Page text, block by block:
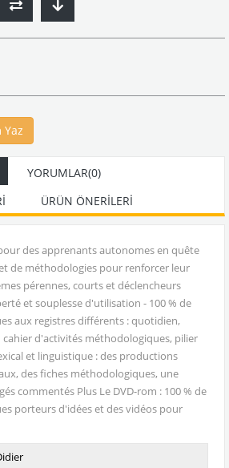
Yaz
YORUMLAR(0)
ÜRÜN ÖNERILERI
des apprenants autonomes en quête
de méthodologies pour renforcer leur
pérennes, courts et déclencheurs
et souplesse d'utilisation - 100 % de
aux registres différents : quotidien,
d'activités méthodologiques, pilier
et linguistique : des productions
des fiches méthodologiques, une
commentés Plus Le DVD-rom : 100 % de
porteurs d'idées et des vidéos pour